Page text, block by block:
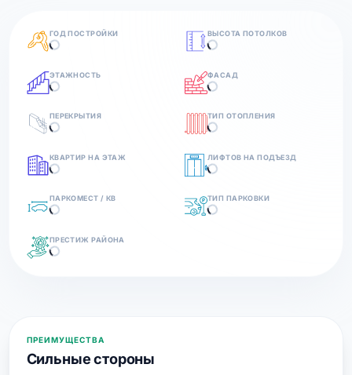
ГОД ПОСТРОЙКИ ВЫСОТА ПОТОЛКОВ
ЭТАЖНОСТЬ ФАСАД
ПЕРЕКРЫТИЯ ТИП ОТОПЛЕНИЯ
КВАРТИР НА ЭТАЖ ЛИФТОВ НА ПОДЪЕЗД
ПАРКОМЕСТ / КВ ТИП ПАРКОВКИ
ПРЕСТИЖ РАЙОНА
ПРЕИМУЩЕСТВА
Сильные стороны